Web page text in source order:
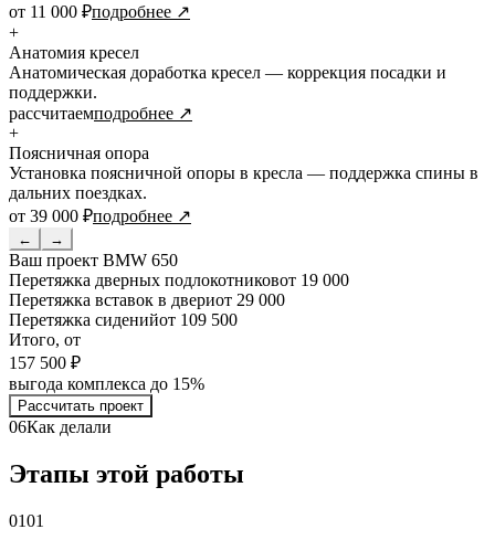
от 11 000 ₽подробнее ↗
+
Анатомия кресел
Анатомическая доработка кресел — коррекция посадки и
поддержки.
рассчитаемподробнее ↗
+
Поясничная опора
Установка поясничной опоры в кресла — поддержка спины в
дальних поездках.
от 39 000 ₽подробнее ↗
← →
Ваш проект BMW 650
Перетяжка дверных подлокотниковот 19 000
Перетяжка вставок в двериот 29 000
Перетяжка сиденийот 109 500
Итого, от
157 500 ₽
выгода комплекса до 15%
Рассчитать проект
06Как делали
Этапы этой работы
0101